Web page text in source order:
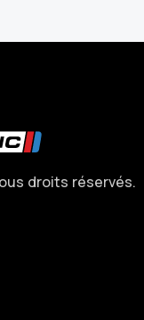
droits réservés.